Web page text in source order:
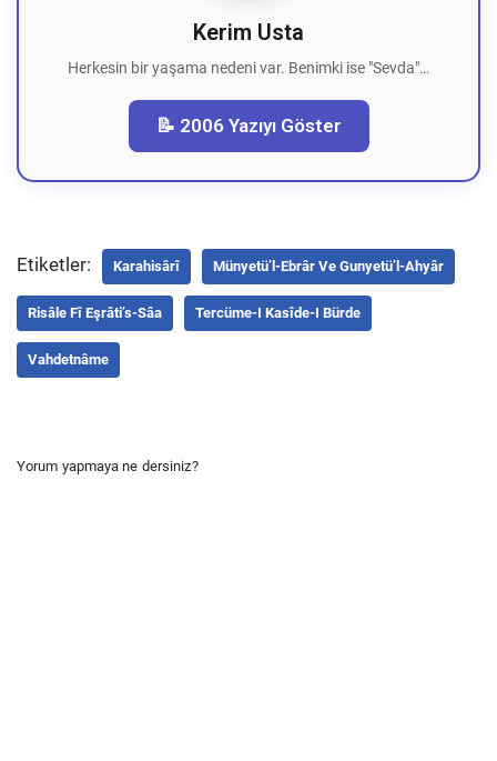
Kerim Usta
Herkesin bir yaşama nedeni var. Benimki ise "Sevda"…
📝 2006 Yazıyı Göster
Etiketler: Karahisârî Münyetü’l-Ebrâr Ve Gunyetü’l-Ahyâr
Risâle Fî Eşrâti’s-Sâa Tercüme-I Kasîde-I Bürde
Vahdetnâme
Yorum yapmaya ne dersiniz?